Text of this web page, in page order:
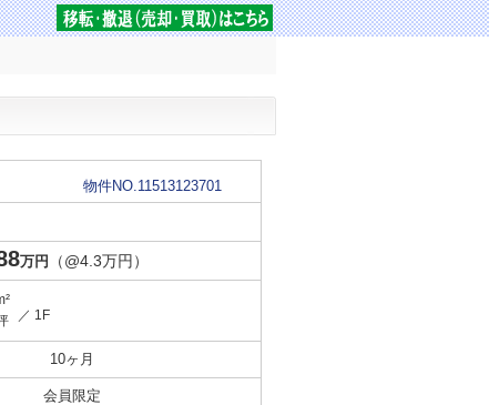
物件NO.11513123701
万円 （@4.3万円）
／ 1F
10ヶ月
会員限定